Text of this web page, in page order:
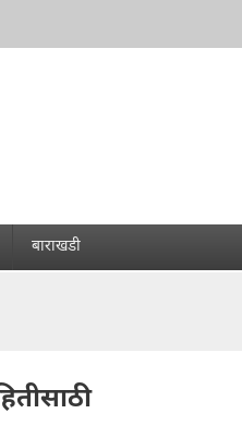
बाराखडी